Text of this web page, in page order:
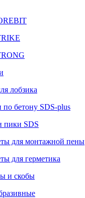
лобзика
по бетону SDS-plus
пики SDS
для монтажной пены
для герметика
и скобы